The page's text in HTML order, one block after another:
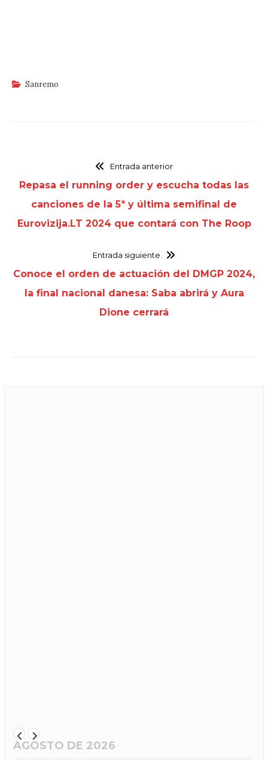
Sanremo
Entrada anterior
Repasa el running order y escucha todas las
canciones de la 5ª y última semifinal de
Eurovizija.LT 2024 que contará con The Roop
Entrada siguiente
Conoce el orden de actuación del DMGP 2024,
la final nacional danesa: Saba abrirá y Aura
Dione cerrará
AGOSTO DE 2026